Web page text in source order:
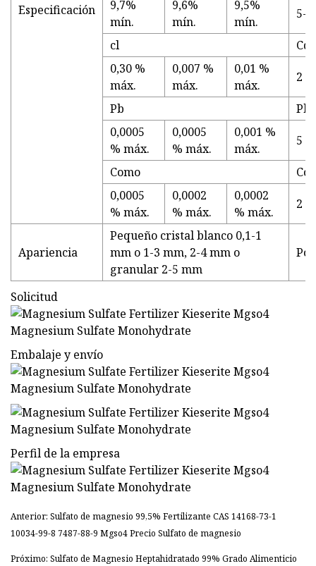
Especificación
9,7%
mín.
9,6%
mín.
9,5%
mín.
5-
cl
Cd
0,30 %
máx.
0,007 %
máx.
0,01 %
máx.
2
Pb
Pb
0,0005
% máx.
0,0005
% máx.
0,001 %
máx.
5
Como
0,0005
% máx.
0,0002
% máx.
0,0002
% máx.
2
Apariencia
Pequeño cristal blanco 0,1-1
mm o 1-3 mm, 2-4 mm o
granular 2-5 mm
Solicitud
Embalaje y envío
Perfil de la empresa
Anterior: Sulfato de magnesio 99,5% Fertilizante CAS 14168-73-1
10034-99-8 7487-88-9 Mgso4 Precio Sulfato de magnesio
Próximo: Sulfato de Magnesio Heptahidratado 99% Grado Alimenticio